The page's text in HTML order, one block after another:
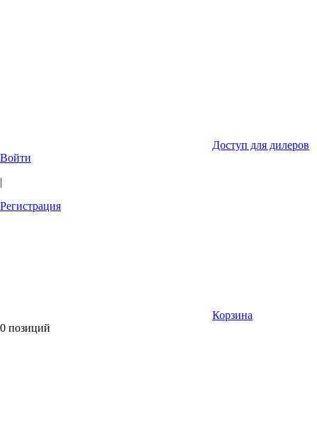
Доступ для дилеров
Войти
|
Регистрация
Корзина
0 позиций